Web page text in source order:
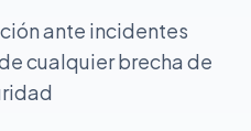
ante incidentes
cualquier brecha de